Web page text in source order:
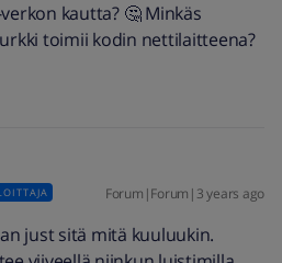
kautta? 🤔 Minkäs
toimii kodin nettilaitteena?
Forum|Forum|3 years ago
just sitä mitä kuuluukin.